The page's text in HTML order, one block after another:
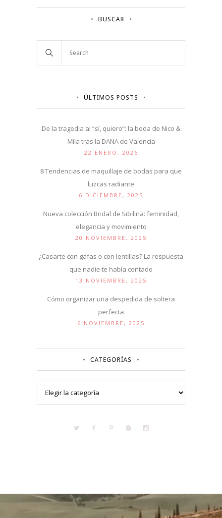
BUSCAR
ÚLTIMOS POSTS
De la tragedia al “sí, quiero”: la boda de Nico &
Mila tras la DANA de Valencia
22 ENERO, 2026
8 Tendencias de maquillaje de bodas para que
luzcas radiante
6 DICIEMBRE, 2025
Nueva colección Bridal de Sibilina: feminidad,
elegancia y movimiento
20 NOVIEMBRE, 2025
¿Casarte con gafas o con lentillas? La respuesta
que nadie te había contado
13 NOVIEMBRE, 2025
Cómo organizar una despedida de soltera
perfecta
6 NOVIEMBRE, 2025
CATEGORÍAS